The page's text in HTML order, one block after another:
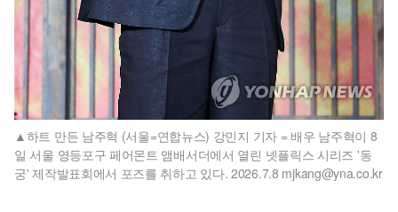
하트 만든 남주혁 (서울=연합뉴스) 강민지 기자 = 배우 남주혁이 8
일 서울 영등포구 페어몬트 앰배서더에서 열린 넷플릭스 시리즈 '동
궁' 제작발표회에서 포즈를 취하고 있다. 2026.7.8 mjkang@yna.co.kr